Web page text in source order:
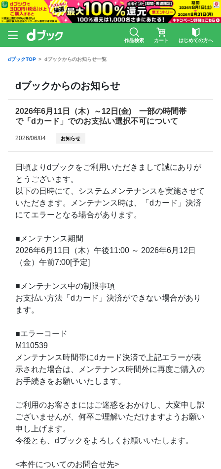
作品検索 カート はじめての方へ
dブックTOP dブックからのお知らせ一覧
dブックからのお知らせ
2026年6月11日（木）～12日(金) 一部の時間帯
で「dカード」でのお支払い選択不可について
2026/06/04 お知らせ
日頃よりdブックをご利用いただきまして誠にありが
とうございます。
以下の日時にて、システムメンテナンスを実施させて
いただきます。メンテナンス時は、「dカード」決済
にてエラーとなる場合があります。
■メンテナンス期間
2026年6月11日（木）午後11:00 ～ 2026年6月12日
（金）午前7:00[予定]
■メンテナンス中の制限事項
お支払い方法「dカード」決済ができない場合があり
ます。
■エラーコード
M110539
メンテナンス時間帯にdカード決済で上記エラーが表
示された場合は、メンテナンス時間外に再度ご購入の
お手続きをお願いいたします。
ご利用のお客さまにはご迷惑をおかけし、大変申し訳
ございませんが、何卒ご理解いただけますようお願い
申し上げます。
今後とも、dブックをよろしくお願いいたします。
<本件についてのお問合せ先>